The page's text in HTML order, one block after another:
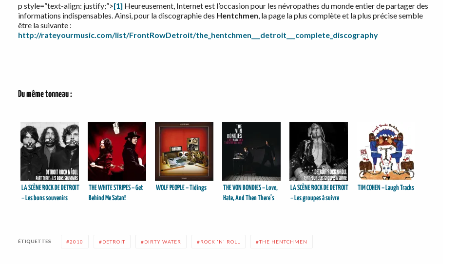
p style=”text-align: justify;”>[1] Heureusement, Internet est l’occasion pour les névropathes du monde entier de partager des
informations indispensables. Ainsi, pour la discographie des Hentchmen , la page la plus complète et la plus précise semble
être la suivante :
http://rateyourmusic.com/list/FrontRowDetroit/the_hentchmen___detroit___complete_discography
Du même tonneau :
LA SCÈNE ROCK DE DETROIT
– Les bons souvenirs
THE WHITE STRIPES – Get
Behind Me Satan!
WOLF PEOPLE – Tidings
THE VON BONDIES – Love,
Hate, And Then There’s
LA SCÈNE ROCK DE DETROIT
– Les groupes à suivre
TIM COHEN – Laugh Tracks
ÉTIQUETTES 2010 DETROIT DIRTY WATER ROCK 'N' ROLL THE HENTCHMEN